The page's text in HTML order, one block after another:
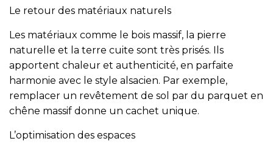
Le retour des matériaux naturels
Les matériaux comme le bois massif, la pierre
naturelle et la terre cuite sont très prisés. Ils
apportent chaleur et authenticité, en parfaite
harmonie avec le style alsacien. Par exemple,
remplacer un revêtement de sol par du parquet en
chêne massif donne un cachet unique.
L’optimisation des espaces